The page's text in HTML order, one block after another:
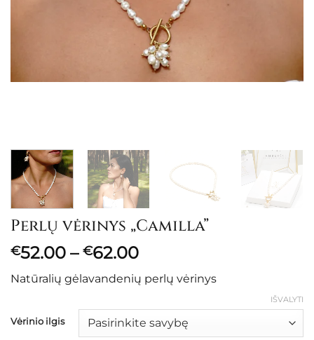
Perlų vėrinys „Camilla”
€52.00 – €62.00Price
range:
€52.00
€62.00
Natūralių gėlavandenių perlų vėrinys
Vėrinio ilgis
IŠVALYTI